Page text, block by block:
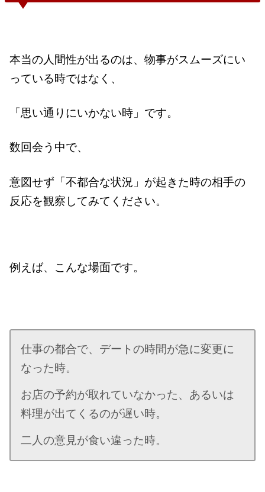
本当の人間性が出るのは、物事がスムーズにい
っている時ではなく、
「思い通りにいかない時」です。
数回会う中で、
意図せず「不都合な状況」が起きた時の相手の
反応を観察してみてください。
例えば、こんな場面です。
仕事の都合で、デートの時間が急に変更に
なった時。
お店の予約が取れていなかった、あるいは
料理が出てくるのが遅い時。
二人の意見が食い違った時。